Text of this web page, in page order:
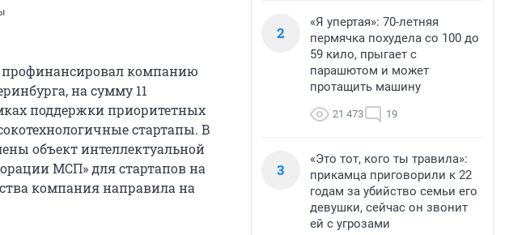
компанию
на сумму 11
поддержки приоритетных
стартапы. В
объект интеллектуальной
МСП» для стартапов на
компания направила на
2
«Я упертая»: 70-летняя
пермячка похудела со 100 до
59 кило, прыгает с
парашютом и может
протащить машину
21 473 19
3
«Это тот, кого ты травила»:
прикамца приговорили к 22
годам за убийство семьи его
девушки, сейчас он звонит
ей с угрозами